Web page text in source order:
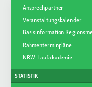
Ansprechpartner
Veranstaltungskalender
Basisinformation
Rahmenterminpläne
NRW-Laufakademie
STATISTIK